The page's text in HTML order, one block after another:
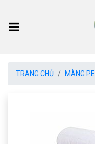
TRANG CHỦ MÀNG PE